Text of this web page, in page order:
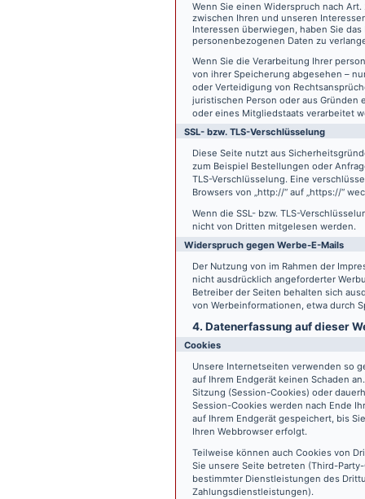
Wenn Sie einen Widerspruch nach
zwischen Ihren und unseren
Interessen überwiegen, haben Sie
personenbezogenen Daten zu
Wenn Sie die Verarbeitung Ihrer
von ihrer Speicherung abgesehen –
oder Verteidigung von
juristischen Person oder aus
oder eines Mitgliedstaats verarbeitet
SSL- bzw. TLS-Verschlüsselung
Diese Seite nutzt aus
zum Beispiel Bestellungen oder
TLS-Verschlüsselung. Eine
Browsers von „http://“ auf „https://“
Wenn die SSL- bzw. TLS-
nicht von Dritten mitgelesen werden.
Widerspruch gegen Werbe-E-Mails
Der Nutzung von im Rahmen der
nicht ausdrücklich angeforderter
Betreiber der Seiten behalten sich
von Werbeinformationen, etwa durch
4. Datenerfassung auf dieser
Cookies
Unsere Internetseiten verwenden so
auf Ihrem Endgerät keinen Schaden
Sitzung (Session-Cookies) oder
Session-Cookies werden nach Ende
auf Ihrem Endgerät gespeichert, bis
Ihren Webbrowser erfolgt.
Teilweise können auch Cookies von
Sie unsere Seite betreten (Third-
bestimmter Dienstleistungen des
Zahlungsdienstleistungen).